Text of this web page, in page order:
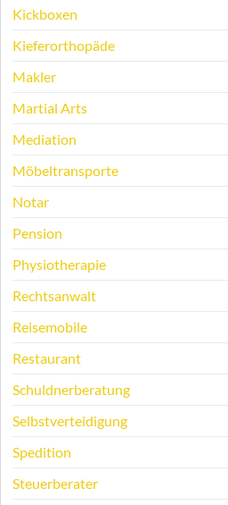
Kickboxen
Kieferorthopäde
Makler
Martial Arts
Mediation
Möbeltransporte
Notar
Pension
Physiotherapie
Rechtsanwalt
Reisemobile
Restaurant
Schuldnerberatung
Selbstverteidigung
Spedition
Steuerberater